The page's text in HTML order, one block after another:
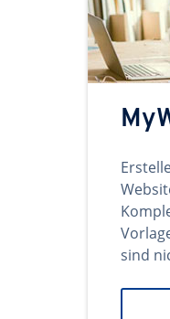
sind